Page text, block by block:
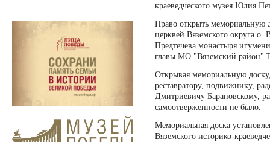
краеведческого музея Юлия
Право открыть мемориальную
церквей Вяземского округа о.
Предтечева монастыря
главы МО "Вяземский район"
Открывая мемориальную
реставратору, подвижнику,
Дмитриевичу Барановскому,
самоотверженности не было.
Мемориальная доска
Вяземского историко-